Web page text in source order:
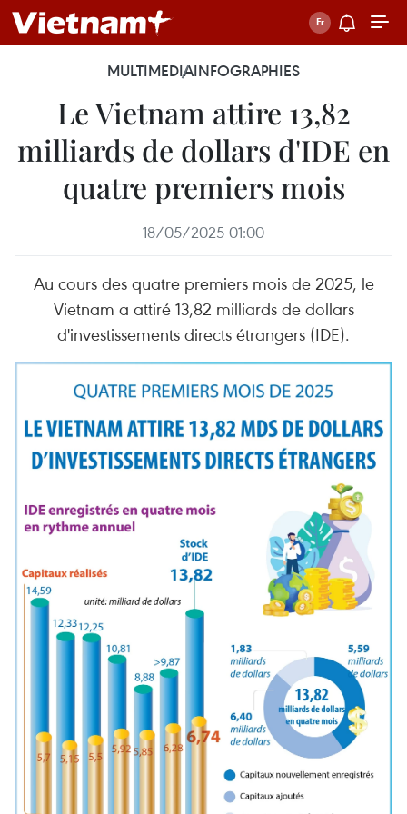
MULTIMEDIAINFOGRAPHIES
Le Vietnam attire 13,82
milliards de dollars d'IDE en
quatre premiers mois
18/05/2025 01:00
Au cours des quatre premiers mois de 2025, le
Vietnam a attiré 13,82 milliards de dollars
d'investissements directs étrangers (IDE).